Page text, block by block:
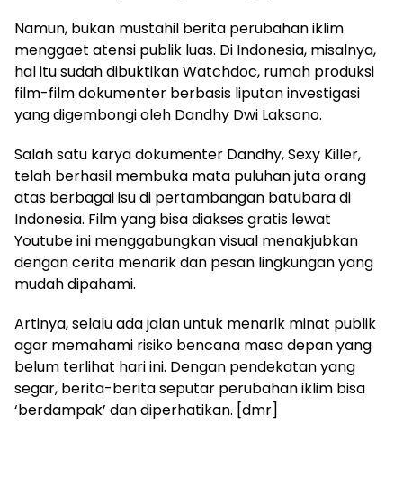
Namun, bukan mustahil berita perubahan iklim
menggaet atensi publik luas. Di Indonesia, misalnya,
hal itu sudah dibuktikan Watchdoc, rumah produksi
film-film dokumenter berbasis liputan investigasi
yang digembongi oleh Dandhy Dwi Laksono.
Salah satu karya dokumenter Dandhy, Sexy Killer,
telah berhasil membuka mata puluhan juta orang
atas berbagai isu di pertambangan batubara di
Indonesia. Film yang bisa diakses gratis lewat
Youtube ini menggabungkan visual menakjubkan
dengan cerita menarik dan pesan lingkungan yang
mudah dipahami.
Artinya, selalu ada jalan untuk menarik minat publik
agar memahami risiko bencana masa depan yang
belum terlihat hari ini. Dengan pendekatan yang
segar, berita-berita seputar perubahan iklim bisa
‘berdampak’ dan diperhatikan. [dmr]